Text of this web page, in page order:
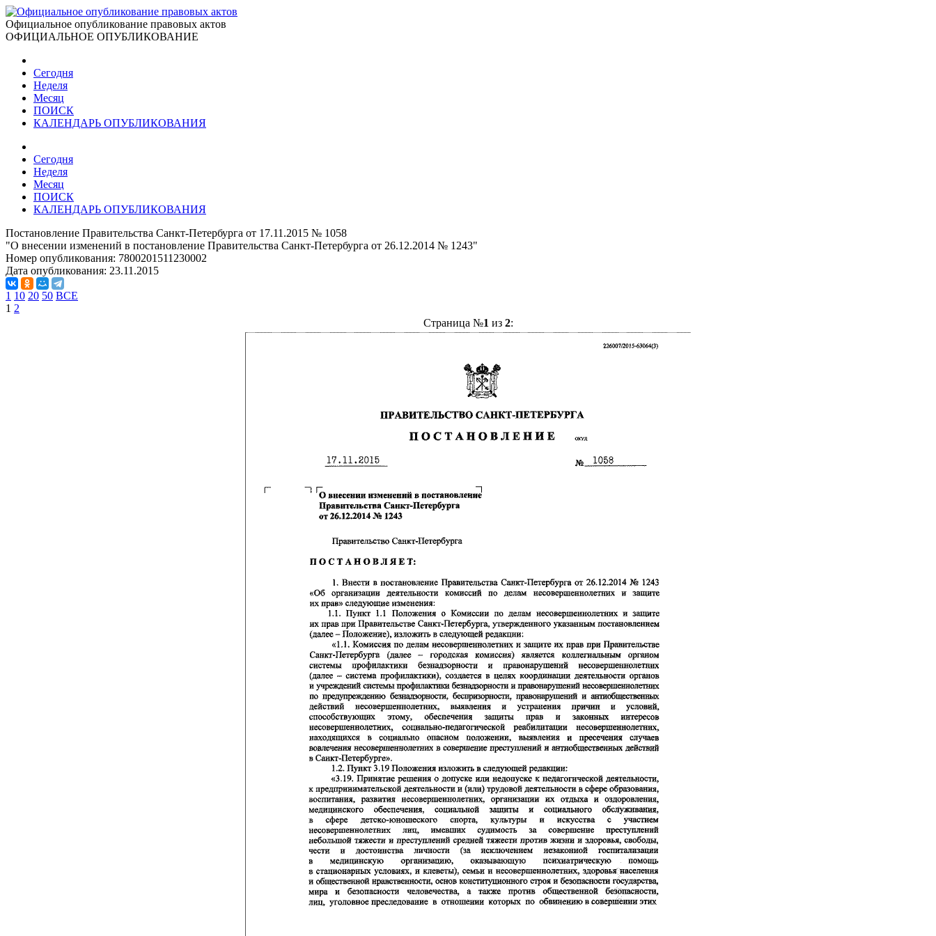
Официальное опубликование правовых актов
ОФИЦИАЛЬНОЕ ОПУБЛИКОВАНИЕ
Сегодня
Неделя
Месяц
ПОИСК
КАЛЕНДАРЬ ОПУБЛИКОВАНИЯ
Сегодня
Неделя
Месяц
ПОИСК
КАЛЕНДАРЬ ОПУБЛИКОВАНИЯ
Постановление Правительства Санкт-Петербурга от 17.11.2015 № 1058
"О внесении изменений в постановление Правительства Санкт-Петербурга от 26.12.2014 № 1243"
Номер опубликования: 7800201511230002
Дата опубликования: 23.11.2015
1 10 20 50 ВСЕ
1 2
Страница №1 из 2: